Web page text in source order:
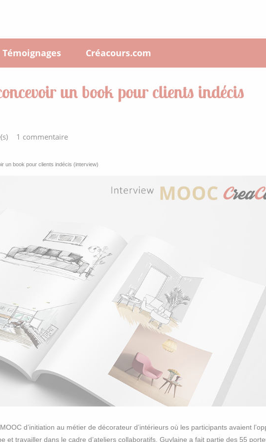
Témoignages Créacours.com
un book pour clients indécis
1 commentaire
un book pour clients indécis (interview)
d’initiation au métier de décorateur d’intérieurs où les participants avaient
et travailler dans le cadre d’ateliers collaboratifs. Guylaine a fait partie des 55